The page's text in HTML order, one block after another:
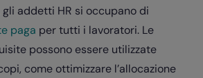
addetti HR si occupano di
paga per tutti i lavoratori. Le
possono essere utilizzate
come ottimizzare l’allocazione